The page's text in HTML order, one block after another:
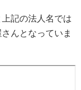
記の法人名では
んとなっていま